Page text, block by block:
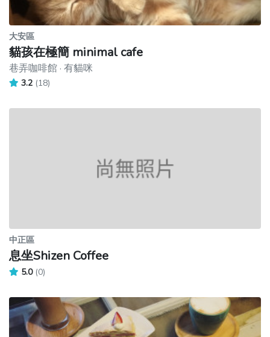
大安區
貓孩在極簡 minimal cafe
巷弄咖啡館 · 有貓咪
3.2 (18)
中正區
息坐Shizen Coffee
5.0 (0)